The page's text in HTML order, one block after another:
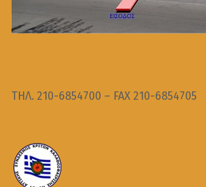
ΤΗΛ. 210-6854700 – FAX 210-6854705